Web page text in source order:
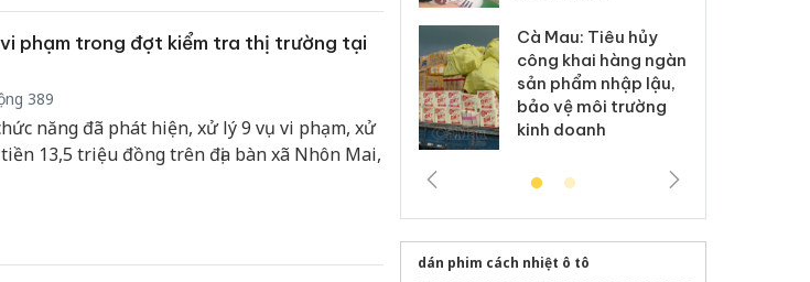
phạm trong đợt kiểm tra thị trường tại
389
năng đã phát hiện, xử lý 9 vụ vi phạm, xử
13,5 triệu đồng trên địa bàn xã Nhôn Mai,
An Giang: Đối tượng
Cà Mau: Tiêu hủy
công khai hàng ngàn
sản phẩm nhập lậu,
bảo vệ môi trường
kinh doanh
dán phim cách nhiệt ô tô